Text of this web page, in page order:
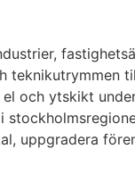
teknikutrymmen
och ytskikt
uppgradera